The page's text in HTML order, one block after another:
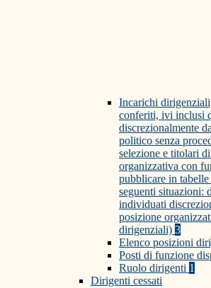
Incarichi
conferiti, ivi inclusi
discrezionalmente
politico senza
selezione e titolari
organizzativa con
pubblicare in
seguenti situazioni:
individuati
posizione
dirigenziali) 3
Elenco posizioni
Posti di funzione
Ruolo dirigenti 1
Dirigenti cessati